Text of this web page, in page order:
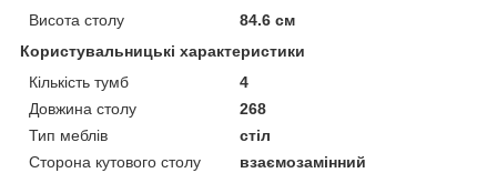
Висота столу
84.6 см
Користувальницькі характеристики
Кількість тумб
4
Довжина столу
268
Тип меблів
стіл
Сторона кутового столу
взаємозамінний